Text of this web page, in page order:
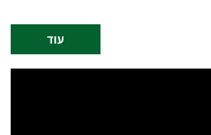
עוד